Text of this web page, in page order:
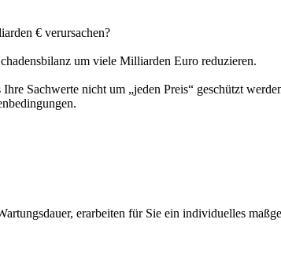
€ verursachen?
um viele Milliarden Euro reduzieren.
Sachwerte nicht um „jeden Preis“ geschützt
erarbeiten für Sie ein individuelles